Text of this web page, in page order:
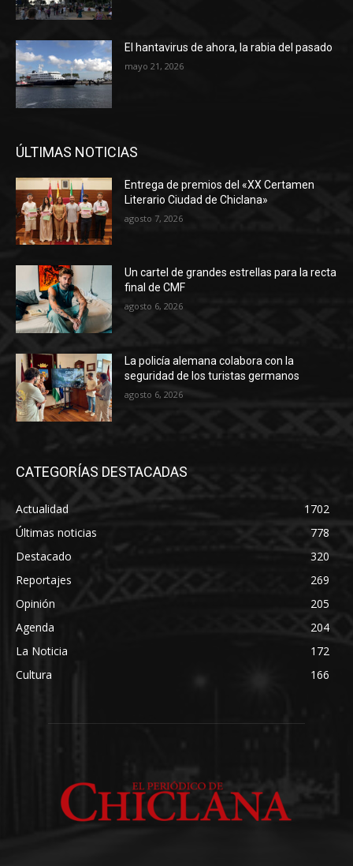
El hantavirus de ahora, la rabia del pasado
mayo 21, 2026
ÚLTIMAS NOTICIAS
Entrega de premios del «XX Certamen
Literario Ciudad de Chiclana»
agosto 7, 2026
Un cartel de grandes estrellas para la recta
final de CMF
agosto 6, 2026
La policía alemana colabora con la
seguridad de los turistas germanos
agosto 6, 2026
CATEGORÍAS DESTACADAS
Actualidad
1702
Últimas noticias
778
Destacado
320
Reportajes
269
Opinión
205
Agenda
204
La Noticia
172
Cultura
166